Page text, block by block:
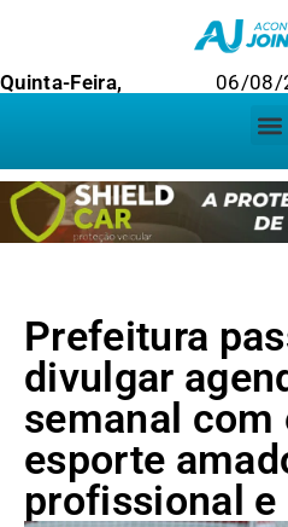
Quinta-Feira, 06/08/
Prefeitura
divulgar
semanal com
esporte
profissional